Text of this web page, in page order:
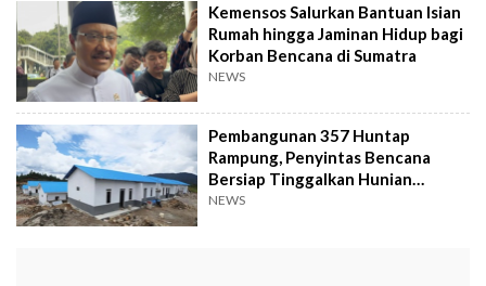
Kemensos Salurkan Bantuan Isian
Rumah hingga Jaminan Hidup bagi
Korban Bencana di Sumatra
NEWS
Pembangunan 357 Huntap
Rampung, Penyintas Bencana
Bersiap Tinggalkan Hunian
Sementara
NEWS